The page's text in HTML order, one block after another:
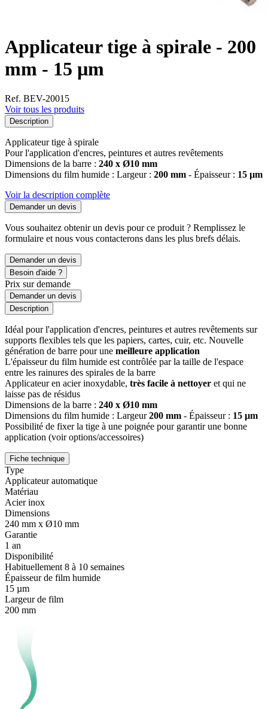
Applicateur tige à spirale - 200
mm - 15 µm
Ref. BEV-20015
Voir tous les produits
Description
Applicateur tige à spirale
Pour l'application d'encres, peintures et autres revêtements
Dimensions de la barre : 240 x Ø10 mm
Dimensions du film humide : Largeur : 200 mm - Épaisseur : 15 µm
Voir la description complète
Demander un devis
Vous souhaitez obtenir un devis pour ce produit ? Remplissez le
formulaire et nous vous contacterons dans les plus brefs délais.
Demander un devis
Besoin d'aide ?
Prix sur demande
Demander un devis
Description
Idéal pour l'application d'encres, peintures et autres revêtements sur
supports flexibles tels que les papiers, cartes, cuir, etc. Nouvelle
génération de barre pour une meilleure application
L'épaisseur du film humide est contrôlée par la taille de l'espace
entre les rainures des spirales de la barre
Applicateur en acier inoxydable, très facile à nettoyer et qui ne
laisse pas de résidus
Dimensions de la barre : 240 x Ø10 mm
Dimensions du film humide : Largeur200 mm - Épaisseur : 15 µm
Possibilité de fixer la tige à une poignée pour garantir une bonne
application (voir options/accessoires)
Fiche technique
Type
Applicateur automatique
Matériau
Acier inox
Dimensions
240 mm x Ø10 mm
Garantie
1 an
Disponibilité
Habituellement 8 à 10 semaines
Épaisseur de film humide
15 µm
Largeur de film
200 mm